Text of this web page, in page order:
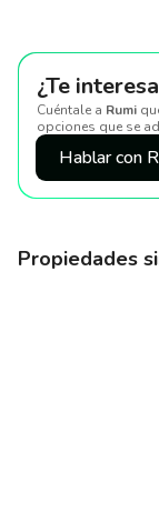
¿Te
Cuéntale a Rumi
opciones que se
Hablar con
Propiedades